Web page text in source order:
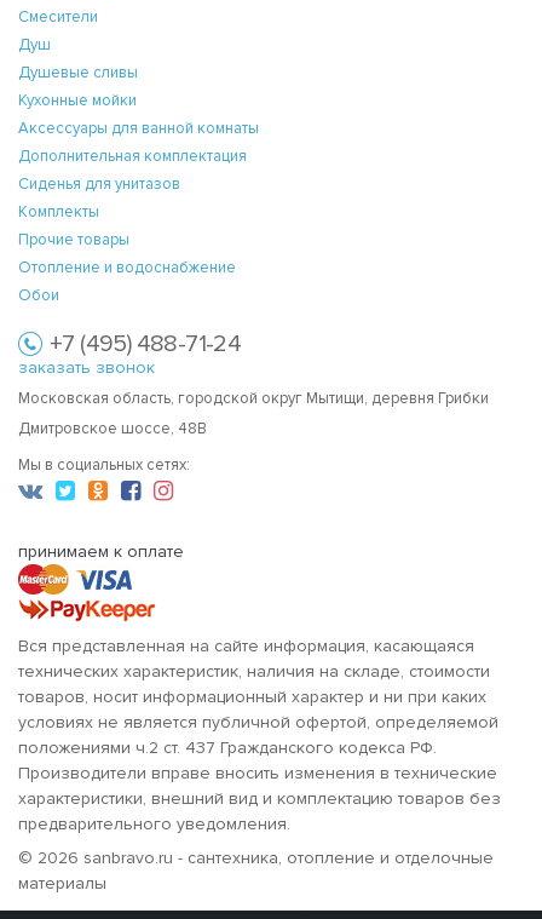
Смесители
Душ
Душевые сливы
Кухонные мойки
Аксессуары для ванной комнаты
Дополнительная комплектация
Сиденья для унитазов
Комплекты
Прочие товары
Отопление и водоснабжение
Обои
+7 (495) 488-71-24
заказать звонок
Московская область, городской округ Мытищи, деревня Грибки
Дмитровское шоссе, 48В
Мы в социальных сетях:
принимаем к оплате
Вся представленная на сайте информация, касающаяся
технических характеристик, наличия на складе, стоимости
товаров, носит информационный характер и ни при каких
условиях не является публичной офертой, определяемой
положениями ч.2 ст. 437 Гражданского кодекса РФ.
Производители вправе вносить изменения в технические
характеристики, внешний вид и комплектацию товаров без
предварительного уведомления.
© 2026 sanbravo.ru - сантехника, отопление и отделочные
материалы